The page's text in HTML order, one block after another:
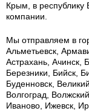
Крым, в республику
компании.
Мы отправляем в
Альметьевск,
Астрахань, Ачинск,
Березники, Бийск,
Буденновск,
Волгоград,
Иваново, Ижевск,